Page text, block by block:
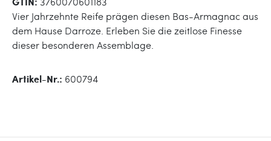
Vier Jahrzehnte Reife prägen diesen Bas-Armagnac aus
dem Hause Darroze. Erleben Sie die zeitlose Finesse
dieser besonderen Assemblage.
Artikel-Nr.: 600794